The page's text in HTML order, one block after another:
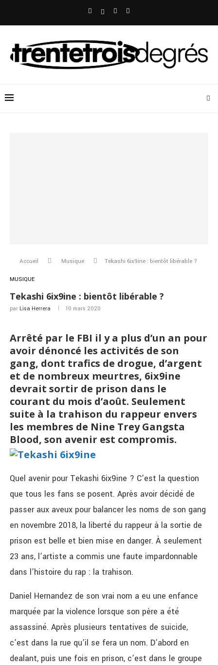
Accueil Musique Tekashi 6ix9ine : bientôt libérable ?
MUSIQUE
Tekashi 6ix9ine : bientôt libérable ?
par Lisa Herrera 10 mars 2020
Arrêté par le FBI il y a plus d’un an pour
avoir dénoncé les activités de son
gang, dont trafics de drogue, d’argent
et de nombreux meurtres, 6ix9ine
devrait sortir de prison dans le
courant du mois d’août. Seulement
suite à la trahison du rappeur envers
les membres de Nine Trey Gangsta
Blood, son avenir est compromis.
Quel avenir pour Tekashi 6ix9ine ? C’est la question
que tous les fans se posent. Après avoir décidé de
passer aux aveux pour balancer les noms de son gang
en novembre 2018, la liberté du rappeur à la sortie de
prison est belle et bien mise en danger. À seulement
23 ans, l’artiste a commis une faute impardonnable
dans l’histoire du rap : la trahison.
Daniel Hernandez de son vrai nom a eu une enfance
marquée par la violence lorsque son père a été
assassiné. Après plusieurs tentatives de suicide,
c’est dans la rue qu’il se fera un nom. D’abord en
dealant, puis une fois en prison, c’est dans le groupe